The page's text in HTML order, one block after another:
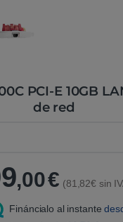
PCI-E 10GB
de red
,00€ (81,82€ sin
Fináncialo al instante